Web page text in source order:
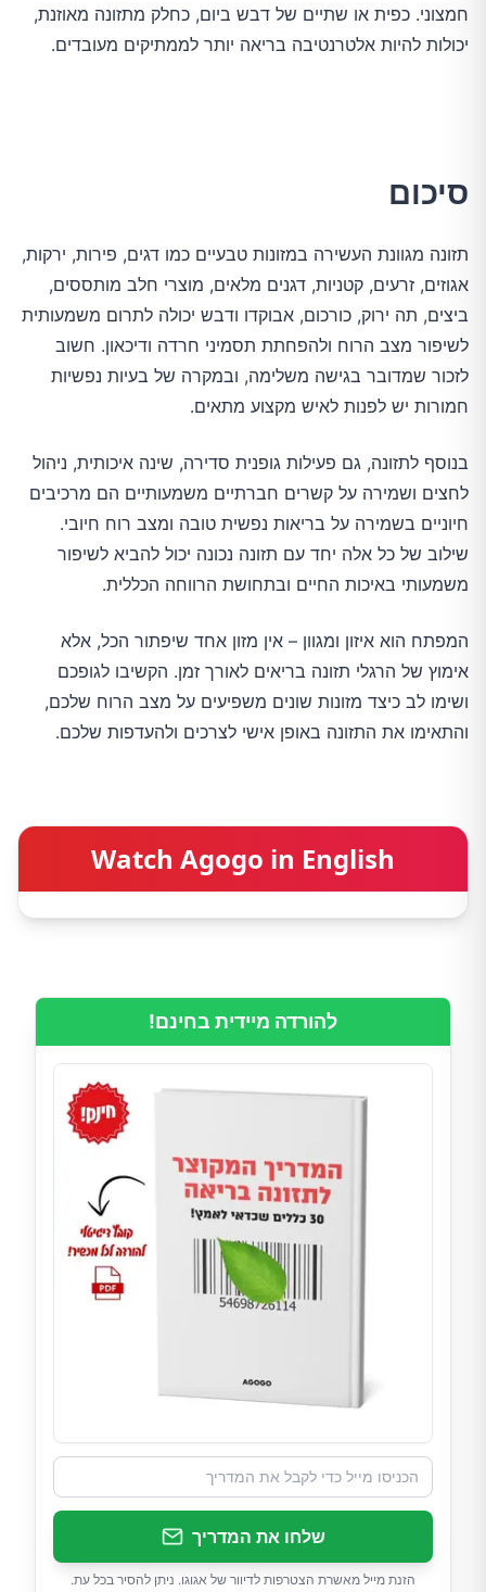
חמצוני. כפית או שתיים של דבש ביום, כחלק מתזונה מאוזנת,
יכולות להיות אלטרנטיבה בריאה יותר לממתיקים מעובדים.
סיכום
תזונה מגוונת העשירה במזונות טבעיים כמו דגים, פירות, ירקות,
אגוזים, זרעים, קטניות, דגנים מלאים, מוצרי חלב מותססים,
ביצים, תה ירוק, כורכום, אבוקדו ודבש יכולה לתרום משמעותית
לשיפור מצב הרוח ולהפחתת תסמיני חרדה ודיכאון. חשוב
לזכור שמדובר בגישה משלימה, ובמקרה של בעיות נפשיות
חמורות יש לפנות לאיש מקצוע מתאים.
בנוסף לתזונה, גם פעילות גופנית סדירה, שינה איכותית, ניהול
לחצים ושמירה על קשרים חברתיים משמעותיים הם מרכיבים
חיוניים בשמירה על בריאות נפשית טובה ומצב רוח חיובי.
שילוב של כל אלה יחד עם תזונה נכונה יכול להביא לשיפור
משמעותי באיכות החיים ובתחושת הרווחה הכללית.
המפתח הוא איזון ומגוון – אין מזון אחד שיפתור הכל, אלא
אימוץ של הרגלי תזונה בריאים לאורך זמן. הקשיבו לגופכם
ושימו לב כיצד מזונות שונים משפיעים על מצב הרוח שלכם,
והתאימו את התזונה באופן אישי לצרכים ולהעדפות שלכם.
Watch Agogo in English
להורדה מיידית בחינם!
שלחו את המדריך
הזנת מייל מאשרת הצטרפות לדיוור של אגוגו. ניתן להסיר בכל עת.